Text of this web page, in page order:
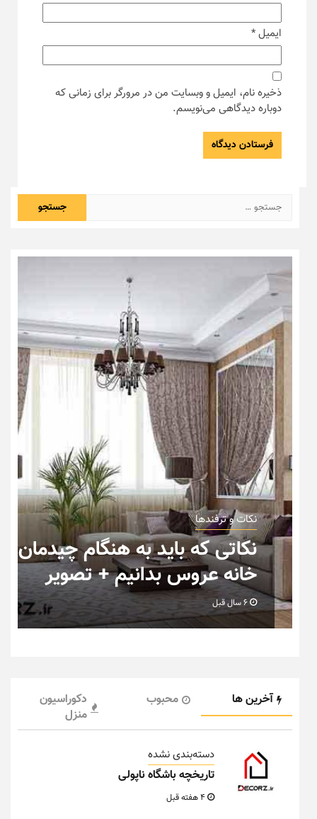
ایمیل*
ذخیره نام، ایمیل و وبسایت من در مرورگر برای زمانی که
دوباره دیدگاهی می‌نویسم.
جستجو
برای:
نکات و ترفندها
نکاتی که باید به هنگام چیدمان
خانه عروس بدانیم + تصویر
آخرین ها محبوب
دکوراسیون
منزل
دسته‌بندی نشده
تاریخچه باشگاه ناپولی